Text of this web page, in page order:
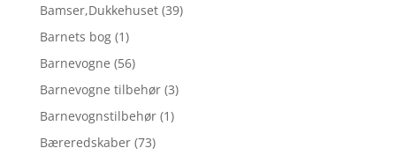
Bamser,Dukkehuset (39)
Barnets bog (1)
Barnevogne (56)
Barnevogne tilbehør (3)
Barnevognstilbehør (1)
Bæreredskaber (73)